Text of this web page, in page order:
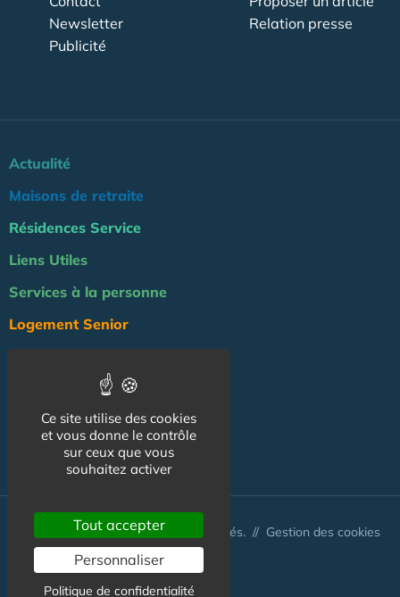
Newsletter
Publicité
Relation presse
Actualité
Maisons de retraite
Résidences Service
Liens Utiles
Services à la personne
Logement Senior
Emploi & formation
Professionnels
NOS AUTRES SITES :
© Australis 2026 - Tous droits réservés. // Gestion des cookies
Ce site utilise des cookies
et vous donne le contrôle
sur ceux que vous
souhaitez activer
Tout accepter
Personnaliser
Politique de confidentialité